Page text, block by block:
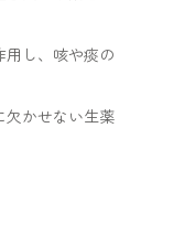
用し、咳や痰の
欠かせない生薬